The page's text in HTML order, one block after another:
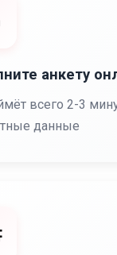
анкету
всего 2-3
данные